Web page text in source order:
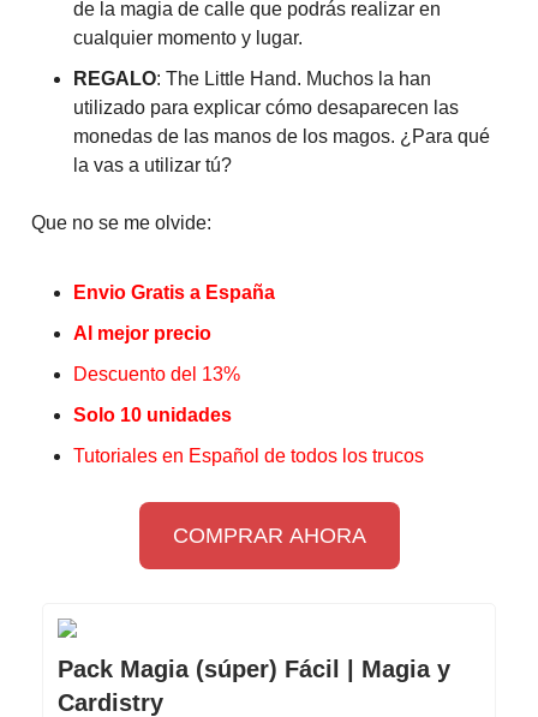
de la magia de calle que podrás realizar en
cualquier momento y lugar.
REGALO: The Little Hand. Muchos la han
utilizado para explicar cómo desaparecen las
monedas de las manos de los magos. ¿Para qué
la vas a utilizar tú?
Que no se me olvide:
Envio Gratis a España
Al mejor precio
Descuento del 13%
Solo 10 unidades
Tutoriales en Español de todos los trucos
COMPRAR AHORA
Pack Magia (súper) Fácil | Magia y
Cardistry